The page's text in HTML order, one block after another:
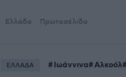
Ελλάδα Πρωτοσέλιδα
ΕΛΛΑΔΑ Ιωάννινα Αλκοόλ